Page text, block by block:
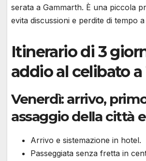
serata a Gammarth. È una piccola
evita discussioni e perdite di tempo
Itinerario di 3
addio al celibato
Venerdì: arrivo,
assaggio della città
Arrivo e sistemazione in hotel.
Passeggiata senza fretta in